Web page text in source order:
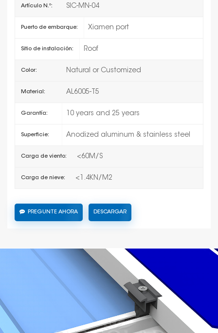
Artículo N.º: SIC-MN-04
Puerto de embarque: Xiamen port
Sitio de instalación: Roof
Color: Natural or Customized
Material: AL6005-T5
Garantía: 10 years and 25 years
Superficie: Anodized aluminum & stainless steel
Carga de viento: <60M/S
Carga de nieve: <1.4KN/M2
PREGUNTE AHORA DESCARGAR